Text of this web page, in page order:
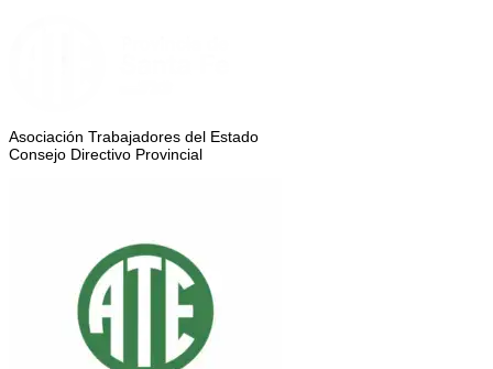
Asociación Trabajadores del Estado
Consejo Directivo Provincial